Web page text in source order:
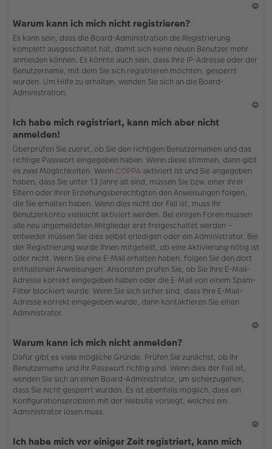
b
Warum kann ich mich nicht registrieren?
Es kann sein, dass die Board-Administration die Registrierung
komplett ausgeschaltet hat, damit sich keine neuen Benutzer mehr
anmelden können. Es könnte auch sein, dass Ihre IP-Adresse oder der
Benutzername, mit dem Sie sich registrieren möchten, gesperrt
wurden. Um Hilfe zu erhalten, wenden Sie sich an die Board-
Administration.
b
en
Ich habe mich registriert, kann mich aber nicht
anmelden!
Überprüfen Sie zuerst, ob Sie den richtigen Benutzernamen und das
richtige Passwort eingegeben haben. Wenn diese stimmen, dann gibt
es zwei Möglichkeiten. Wenn COPPA aktiviert ist und Sie angegeben
haben, dass Sie unter 13 Jahre alt sind, müssen Sie bzw. einer Ihrer
Eltern oder Ihrer Erziehungsberechtigten den Anweisungen folgen,
die Sie erhalten haben. Wenn dies nicht der Fall ist, muss Ihr
Benutzerkonto vielleicht aktiviert werden. Bei einigen Foren müssen
alle neu angemeldeten Mitglieder erst freigeschaltet werden –
entweder müssen Sie dies selbst erledigen oder ein Administrator. Bei
der Registrierung wurde Ihnen mitgeteilt, ob eine Aktivierung nötig ist
oder nicht. Wenn Sie eine E-Mail erhalten haben, folgen Sie den dort
enthaltenen Anweisungen. Ansonsten prüfen Sie, ob Sie Ihre E-Mail-
Adresse korrekt eingegeben haben oder die E-Mail von einem Spam-
Filter blockiert wurde. Wenn Sie sich sicher sind, dass Ihre E-Mail-
Adresse korrekt eingegeben wurde, dann kontaktieren Sie einen
Administrator.
Warum kann ich mich nicht anmelden?
Dafür gibt es viele mögliche Gründe. Prüfen Sie zunächst, ob Ihr
Benutzername und Ihr Passwort richtig sind. Wenn dies der Fall ist,
wenden Sie sich an einen Board-Administrator, um sicherzugehen,
dass Sie nicht gesperrt wurden. Es ist ebenfalls möglich, dass ein
Konfigurationsproblem mit der Website vorliegt, welches ein
Administrator lösen muss.
Ich habe mich vor einiger Zeit registriert, kann mich